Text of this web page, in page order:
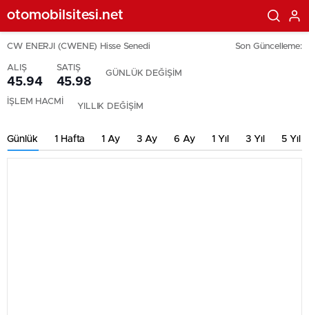
otomobilsitesi.net
CW ENERJI (CWENE) Hisse Senedi Son Güncelleme:
ALIŞ
45.94
SATIŞ
45.98
GÜNLÜK DEĞİŞİM
İŞLEM HACMİ YILLIK DEĞİŞİM
Günlük 1 Hafta 1 Ay 3 Ay 6 Ay 1 Yıl 3 Yıl 5 Yıl